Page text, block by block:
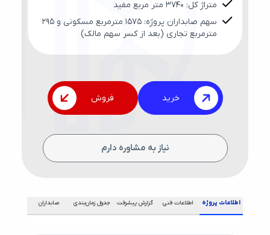
متراژ کل: ۳۷۴۰ متر مربع مفید
سهم صابداران پروژه: ۱۵۷۵ متر‌‌مربع مسکونی و ۲۹۵
متر‌‌مربع تجاری (بعد از کسر سهم مالک)
خرید فروش
نیاز به مشاوره دارم
اطلاعات پروژه اطلاعات فنی گزارش پیشرفت جدول زمان‌بندی صابداران